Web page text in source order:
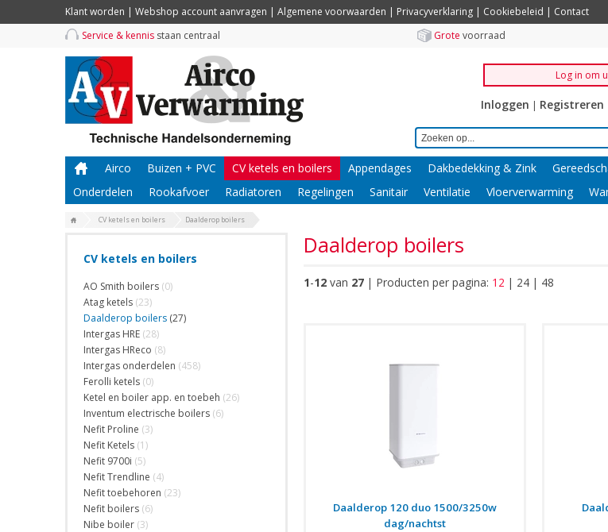
Klant worden | Webshop account aanvragen | Algemene voorwaarden | Privacyverklaring | Cookiebeleid | Contact
Service & kennis staan centraal Grote voorraad
Log in om
Inloggen | Registreren
Airco Buizen + PVC CV ketels en boilers Appendages Dakbedekking & Zink
Onderdelen
Rookafvoer Radiatoren Regelingen Sanitair Ventilatie Vloerverwarming
CV ketels en boilers Daalderop boilers
CV ketels en boilers
AO Smith boilers (0)
Atag ketels (23)
Daalderop boilers (27)
Intergas HRE (28)
Intergas HReco (8)
Intergas onderdelen (458)
Ferolli ketels (0)
Ketel en boiler app. en toebeh (26)
Inventum electrische boilers (6)
Nefit Proline (3)
Nefit Ketels (1)
Nefit 9700i (5)
Nefit Trendline (4)
Nefit toebehoren (23)
Nefit boilers (6)
Nibe boiler (3)
Daalderop boilers
1-12 van 27 | Producten per pagina: 12 | 24 | 48
Daalderop 120 duo 1500/3250w
dag/nachtst